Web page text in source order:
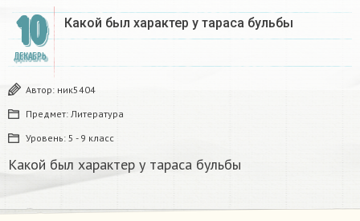
10
ДЕКАБРЬ
Какой был характер у тараса бульбы
Автор: ник5404
Предмет: Литература
Уровень: 5 - 9 класс
Какой был характер у тараса бульбы